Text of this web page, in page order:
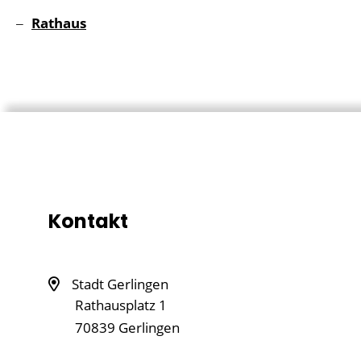
Rathaus
Kontakt
Stadt Gerlingen
Rathausplatz 1
70839 Gerlingen